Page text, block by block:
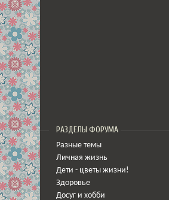
РАЗДЕЛЫ ФОРУМА
Разные темы
Личная жизнь
Дети - цветы жизни!
Здоровье
Досуг и хобби